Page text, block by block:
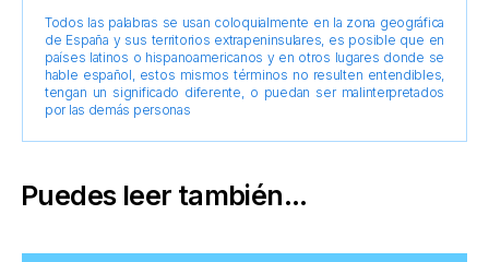
Todos las palabras se usan coloquialmente en la zona geográfica
de España y sus territorios extrapeninsulares, es posible que en
países latinos o hispanoamericanos y en otros lugares donde se
hable español, estos mismos términos no resulten entendibles,
tengan un significado diferente, o puedan ser malinterpretados
por las demás personas
Puedes leer también...